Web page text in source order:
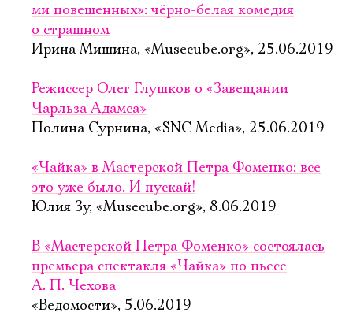
ми по­ве­шен­ных»: чёрно-белая комедия
о страшном
Ирина Мишина, «Musecube.org», 25.06.2019
Режиссер Олег Глушков о «Завещании
Чарльза Адамса»
Полина Сурнина, «SNC Media», 25.06.2019
«Чайка» в Мастерской Петра Фоменко: все
это уже было. И пускай!
Юлия Зу, «Musecube.org», 8.06.2019
В «Мастерской Петра Фоменко» состоялась
премьера спектакля «Чайка» по пьесе
А. П. Чехова
«Ведомости», 5.06.2019